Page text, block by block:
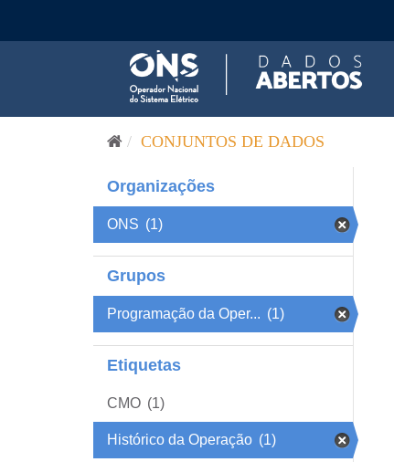
CONJUNTOS DE DADOS
Organizações
ONS (1)
Grupos
Programação da Oper... (1)
Etiquetas
CMO (1)
Histórico da Operação (1)